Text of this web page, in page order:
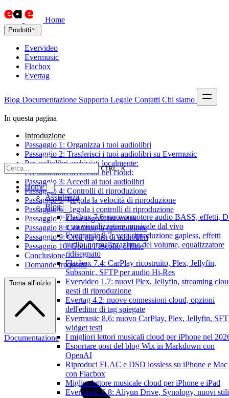
Home
Prodotti
Evervideo
Evermusic
Flacbox
Evertag
Blog Documentazione Supporto Legale Contatti Chi siamo
CTRL K
Home
Assistenza
Blog
Flacbox 7.6: nuovo motore audio BASS, effetti,
e un visualizzatore musicale dal vivo
Evermusic 8.7: vera riproduzione gapless, effetti
audio, normalizzazione del volume, equalizzatore
ridisegnato
Flacbox 7.4: CarPlay ricostruito, Plex, Jellyfin,
Subsonic, SFTP per audio Hi-Res
Evervideo 1.7: nuovi Plex, Jellyfin, streaming
gesti di riproduzione
Evertag 4.2: nuove connessioni cloud, opzioni
dell'editor di tag spiegate
Evermusic 8.6: nuovo CarPlay, Plex, Jellyfin,
widget testi
I migliori lettori musicali cloud per iPhone nel
Esportare post del blog Wix in Markdown con
OpenAI
Riproduci FLAC e DSD lossless su iPhone e Mac
con Flacbox
Miglior lettore musicale cloud per iPhone e iPad
Evermusic 6.8: Aliyun Drive, Synology, nuovi stili
In questa pagina
Introduzione
Passaggio 1: Organizza i tuoi audiolibri
Passaggio 2: Trasferisci i tuoi audiolibri su Evermusic
Per audiolibri archiviati localmente:
Per audiolibri archiviati nel cloud:
Passaggio 3: Accedi ai tuoi audiolibri
Passaggio 4: Controlli di riproduzione
Passaggio 5: Regola la velocità di riproduzione
Passaggio 6: Regola i controlli di riproduzione
Passaggio 7: Crea segnalibri audio
Passaggio 8: Continua la riproduzione
Passaggio 9: Crea playlist di audiolibri
Passaggio 10: Goditi l’ascolto offline
Conclusione
Domande frequenti
Torna all'inizio
Documentazione